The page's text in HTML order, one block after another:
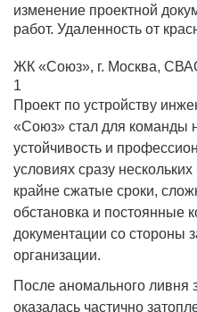
изменение проектной
работ. Удаленность от
ЖК «Союз», г. Москва,
1
Проект по устройству
«Союз» стал для команды
устойчивость и
условиях сразу
крайне сжатые сроки,
обстановка и постоянные
документации со стороны
организации.
После аномального ливня
оказалась частично